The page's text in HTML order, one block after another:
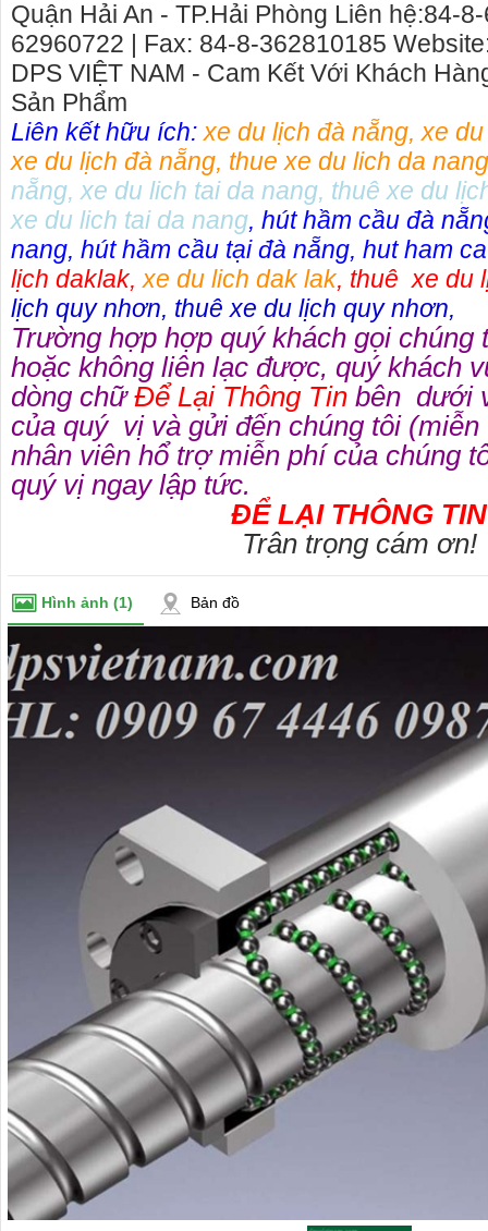
Quận Hải An - TP.Hải Phòng Liên hệ:84-
62960722 | Fax: 84-8-362810185
DPS VIỆT NAM - Cam Kết Với Khách
Sản Phẩm​
Liên kết hữu ích:xe du lịch đà nẵng,xe
xe du lịch đà nẵng, thue xe du lich da nang
nẵng,xe du lich tai da nang, thuê xe du
xe du lich tai da nang, hút hầm cầu đà
nang, hút hầm cầu tại đà nẵng, hut ham
lịch daklak,xe du lich dak lak, thuê xe du
lịch quy nhơn, thuê xe du lịch quy nhơn,
Trường hợp hợp quý khách gọi chúng
hoặc không liên lạc được, quý khách
dòng chữĐể Lại Thông Tin bên dưới
của quý vị và gửi đến chúng tôi
nhân viên hổ trợ miễn phí của chúng
quý vị ngay lập tức.
ĐỂ LẠI THÔNG TIN
Trân trọng cám ơn!
Hình ảnh (1) Bản đồ